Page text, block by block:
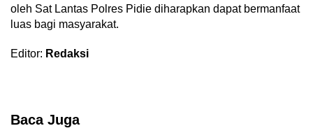
oleh Sat Lantas Polres Pidie diharapkan dapat bermanfaat
luas bagi masyarakat.
Editor: Redaksi
Baca Juga